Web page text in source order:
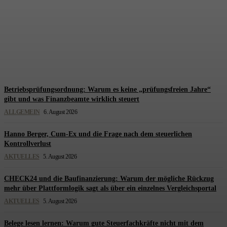
Betriebsprüfungsordnung: Warum es keine „prüfungsfreien Jahre“
gibt und was Finanzbeamte wirklich steuert
ALLGEMEIN 6. August 2026
Hanno Berger, Cum-Ex und die Frage nach dem steuerlichen
Kontrollverlust
AKTUELLES 5. August 2026
CHECK24 und die Baufinanzierung: Warum der mögliche Rückzug
mehr über Plattformlogik sagt als über ein einzelnes Vergleichsportal
AKTUELLES 5. August 2026
Belege lesen lernen: Warum gute Steuerfachkräfte nicht mit dem